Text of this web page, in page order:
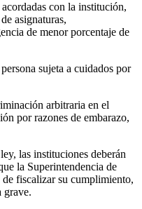
con la institución,
asignaturas,
de menor porcentaje de
sujeta a cuidados por
arbitraria en el
por razones de embarazo,
las instituciones deberán
la Superintendencia de
fiscalizar su cumplimiento,
grave.